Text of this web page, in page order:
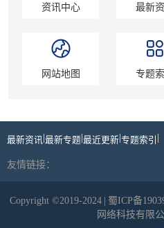
资讯中心 最新
网站地图 专题索
最新资讯 |最新专题|最近更新|专题索引 |
友情链接：
Copyright ©2019-2024 | 蜀ICP备
网络科技有限